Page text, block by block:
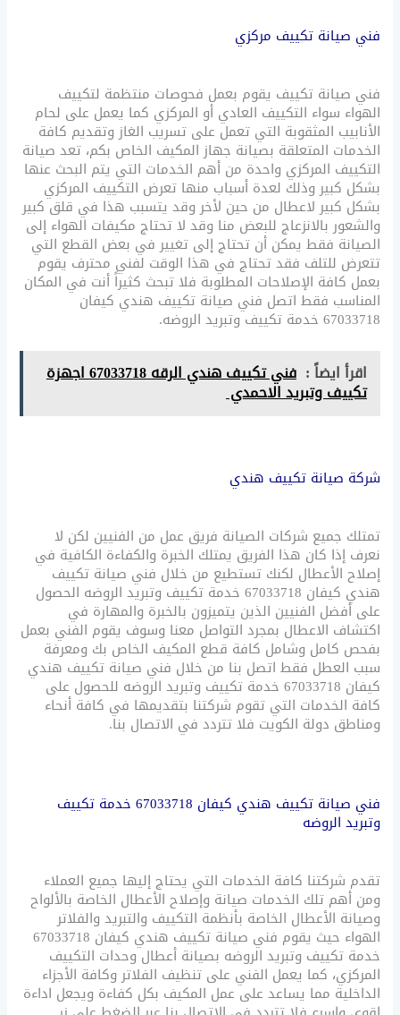
فني صيانة تكييف مركزي
فني صيانة تكييف يقوم بعمل فحوصات منتظمة لتكييف
الهواء سواء التكييف العادي أو المركزي كما يعمل على لحام
الأنابيب المثقوبة التي تعمل على تسريب الغاز وتقديم كافة
الخدمات المتعلقة بصيانة جهاز المكيف الخاص بكم، تعد صيانة
التكييف المركزي واحدة من أهم الخدمات التي يتم البحث عنها
بشكل كبير وذلك لعدة أسباب منها تعرض التكييف المركزي
بشكل كبير لاعطال من حين لأخر وقد يتسبب هذا في قلق كبير
والشعور بالانزعاج للبعض منا وقد لا تحتاج مكيفات الهواء إلى
الصيانة فقط يمكن أن تحتاج إلى تغيير في بعض القطع التي
تتعرض للتلف فقد تحتاج في هذا الوقت لفني محترف يقوم
بعمل كافة الإصلاحات المطلوبة فلا تبحث كثيراً أنت في المكان
المناسب فقط اتصل فني صيانة تكييف هندي كيفان
67033718 خدمة تكييف وتبريد الروضه.
اقرأ ايضاً : فني تكييف هندي الرقه 67033718 اجهزة
تكييف وتبريد الاحمدي
شركة صيانة تكييف هندي
تمتلك جميع شركات الصيانة فريق عمل من الفنيين لكن لا
نعرف إذا كان هذا الفريق يمتلك الخبرة والكفاءة الكافية في
إصلاح الأعطال لكنك تستطيع من خلال فني صيانة تكييف
هندي كيفان 67033718 خدمة تكييف وتبريد الروضه الحصول
على أفضل الفنيين الذين يتميزون بالخبرة والمهارة في
اكتشاف الاعطال بمجرد التواصل معنا وسوف يقوم الفني بعمل
بفحص كامل وشامل كافة قطع المكيف الخاص بك ومعرفة
سبب العطل فقط اتصل بنا من خلال فني صيانة تكييف هندي
كيفان 67033718 خدمة تكييف وتبريد الروضه للحصول على
كافة الخدمات التي تقوم شركتنا بتقديمها في كافة أنحاء
ومناطق دولة الكويت فلا تتردد في الاتصال بنا.
فني صيانة تكييف هندي كيفان 67033718 خدمة تكييف
وتبريد الروضه
تقدم شركتنا كافة الخدمات التي يحتاج إليها جميع العملاء
ومن أهم تلك الخدمات صيانة وإصلاح الأعطال الخاصة بالألواح
وصيانة الأعطال الخاصة بأنظمة التكييف والتبريد والفلاتر
الهواء حيث يقوم فني صيانة تكييف هندي كيفان 67033718
خدمة تكييف وتبريد الروضه بصيانة أعطال وحدات التكييف
المركزي، كما يعمل الفني على تنظيف الفلاتر وكافة الأجزاء
الداخلية مما يساعد على عمل المكيف بكل كفاءة ويجعل اداءة